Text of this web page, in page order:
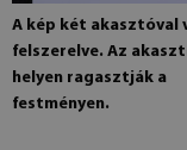
A kép két akasztóval
felszerelve. Az
helyen ragasztják a
festményen.